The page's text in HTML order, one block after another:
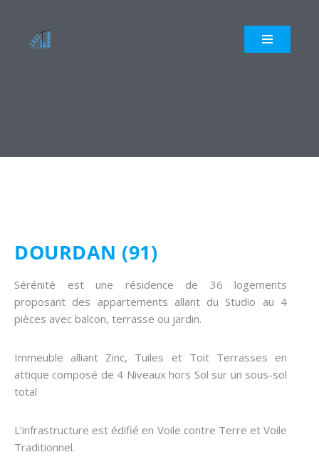
Aller
DOURDAN (91)
Sérénité est une résidence de 36 logements
proposant des appartements allant du Studio au 4
pièces avec balcon, terrasse ou jardin.
Immeuble alliant Zinc, Tuiles et Toit Terrasses en
attique composé de 4 Niveaux hors Sol sur un sous-sol
total
L’infrastructure est édifié en Voile contre Terre et Voile
Traditionnel.